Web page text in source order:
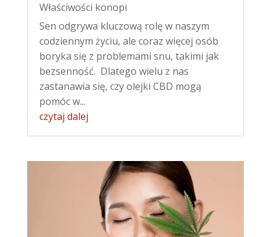
Właściwości konopi
Sen odgrywa kluczową rolę w naszym
codziennym życiu, ale coraz więcej osób
boryka się z problemami snu, takimi jak
bezsenność. Dlatego wielu z nas
zastanawia się, czy olejki CBD mogą
pomóc w...
czytaj dalej